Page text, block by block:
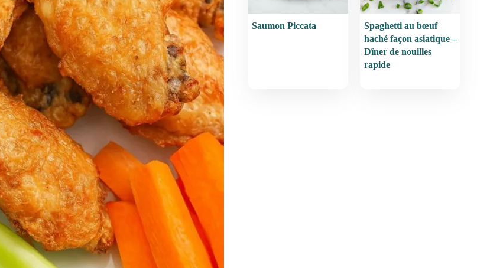
Saumon Piccata
Spaghetti au bœuf
haché façon asiatique –
Dîner de nouilles
rapide